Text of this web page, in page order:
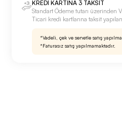
KREDİ KARTINA 3 TAKSİT
Standart Ödeme tutarı üzerinden
Ticari kredi kartlarına taksit
*Vadeli, çek ve senetle satış
*Faturasız satış yapılmamaktadır.